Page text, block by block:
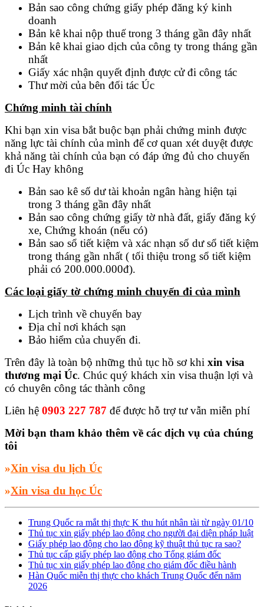
Bản sao công chứng giấy phép đăng ký kinh
doanh
Bản kê khai nộp thuế trong 3 tháng gần đây nhất
Bản kê khai giao dịch của công ty trong tháng gần
nhất
Giấy xác nhận quyết định được cử đi công tác
Thư mời của bên đối tác Úc
Chứng minh tài chính
Khi bạn xin visa bắt buộc bạn phải chứng minh được
năng lực tài chính của mình để cơ quan xét duyệt được
khả năng tài chính của bạn có đáp ứng đủ cho chuyến
đi Úc Hay không
Bản sao kê số dư tài khoản ngân hàng hiện tại
trong 3 tháng gần đây nhất
Bản sao công chứng giấy tờ nhà đất, giấy đăng ký
xe, Chứng khoán (nếu có)
Bản sao sổ tiết kiệm và xác nhạn số dư sổ tiết kiệm
trong tháng gần nhất ( tối thiệu trong sổ tiết kiệm
phải có 200.000.000đ).
Các loại giấy tờ chứng minh chuyến đi của mình
Lịch trình về chuyến bay
Địa chỉ nơi khách sạn
Bảo hiểm của chuyến đi.
Trên đây là toàn bộ những thủ tục hồ sơ khi xin visa
thương mại Úc. Chúc quý khách xin visa thuận lợi và
có chuyên công tác thành công
Liên hệ 0903 227 787 để được hỗ trợ tư vẫn miễn phí
Mời bạn tham khảo thêm về các dịch vụ của chúng
tôi
»Xin visa du lịch Úc
»Xin visa du học Úc
Trung Quốc ra mắt thị thực K thu hút nhân tài từ ngày 01/10
Thủ tục xin giấy phép lao động cho người đại diện pháp luật
Giấy phép lao động cho lao động kỹ thuật thủ tục ra sao?
Thủ tục cấp giấy phép lao động cho Tổng giám đốc
Thủ tục xin giấy phép lao động cho giám đốc điều hành
Hàn Quốc miễn thị thực cho khách Trung Quốc đến năm
2026